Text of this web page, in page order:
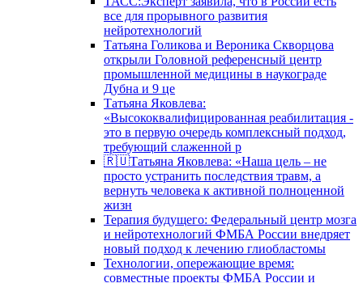
все для прорывного развития
нейротехнологий
Татьяна Голикова и Вероника Скворцова
открыли Головной референсный центр
промышленной медицины в наукограде
Дубна и 9 це
Татьяна Яковлева:
«Высококвалифицированная реабилитация -
это в первую очередь комплексный подход,
требующий слаженной р
🇷🇺Татьяна Яковлева: «Наша цель – не
просто устранить последствия травм, а
вернуть человека к активной полноценной
жизн
Терапия будущего: Федеральный центр мозга
и нейротехнологий ФМБА России внедряет
новый подход к лечению глиобластомы
Технологии, опережающие время:
совместные проекты ФМБА России и